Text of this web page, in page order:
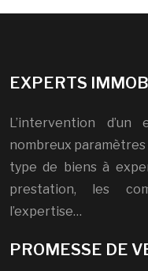
EXPERTS
L’intervention
nombreux paramètres
type de biens à
prestation, les
l’expertise…
PROMESSE DE